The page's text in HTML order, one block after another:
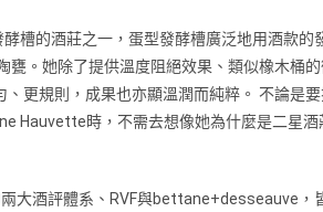
槽的酒莊之一，蛋型發酵槽廣泛地用酒款
。她除了提供溫度阻絕效果、類似橡木桶
更規則，成果也亦顯溫潤而純粹。 不論是
Hauvette時，不需去想像她為什麼是二星
大酒評體系、RVF與bettane+desseauve